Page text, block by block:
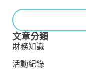
文章分類
財務知識
活動紀錄